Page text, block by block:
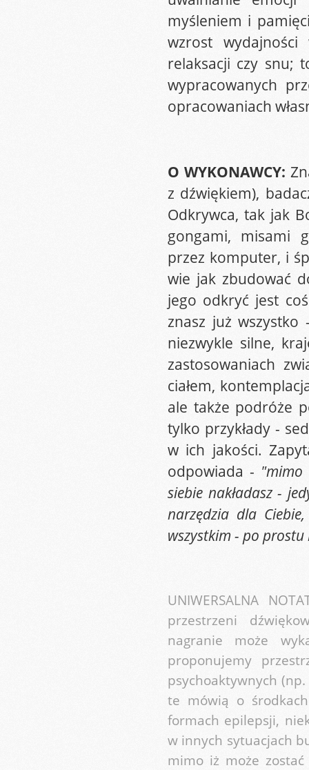
myśleniem i
wzrost
relaksacji czy snu;
wypracowanych
opracowaniach
O WYKONAWCY:
z dźwiękiem),
Odkrywca, tak jak
gongami, misami
przez komputer, i
wie jak zbudować
jego odkryć jest
znasz już
niezwykle silne,
zastosowaniach
ciałem,
ale także podróże
tylko przykłady -
w ich jakości.
odpowiada - "mimo
siebie nakładasz -
narzędzia dla
wszystkim - po
UNIWERSALNA
przestrzeni
nagranie może
proponujemy
psychoaktywnych
te mówią o
formach epilepsji,
w innych sytuacjach
mimo iż może